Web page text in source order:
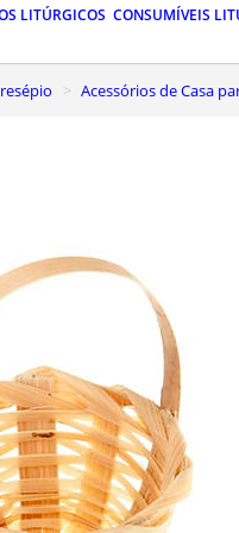
LITÚRGICOS CONSUMÍVEIS
Acessórios de Casa